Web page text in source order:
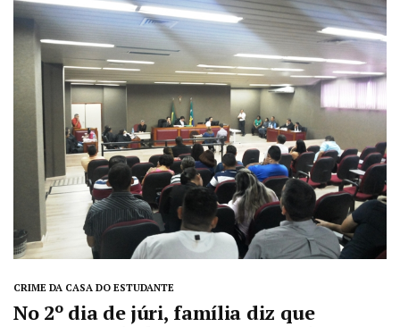
CRIME DA CASA DO ESTUDANTE
No 2º dia de júri, família diz que